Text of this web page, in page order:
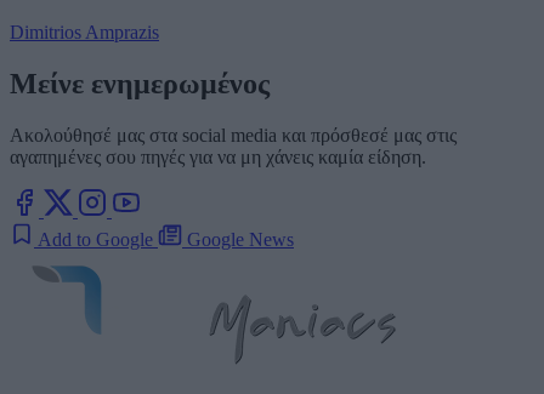
Dimitrios Amprazis
Μείνε ενημερωμένος
Ακολούθησέ μας στα social media και πρόσθεσέ μας στις
αγαπημένες σου πηγές για να μη χάνεις καμία είδηση.
Add to Google Google News